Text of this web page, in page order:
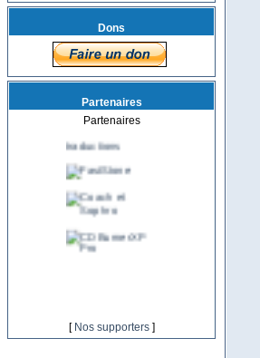
Dons
Partenaires
Partenaires
[ Nos supporters]